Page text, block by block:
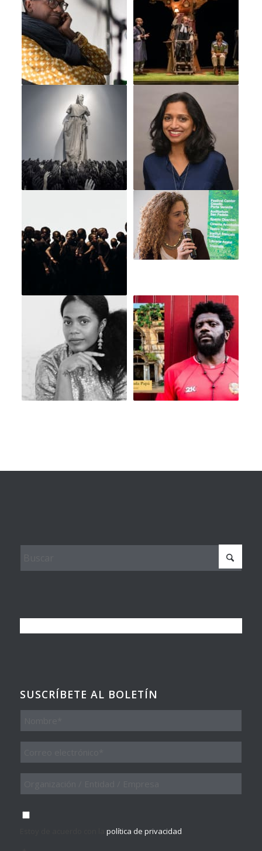
SUSCRÍBETE AL BOLETÍN
Entidad
Empresa
Consentimiento
política de privacidad